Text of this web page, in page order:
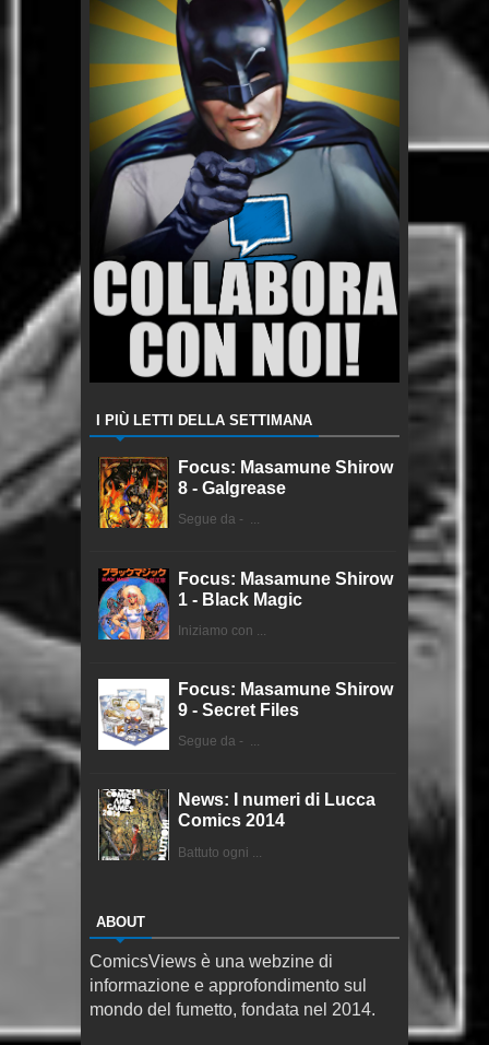
I PIÙ LETTI DELLA SETTIMANA
Focus: Masamune Shirow
8 - Galgrease
Segue da - ...
Focus: Masamune Shirow
1 - Black Magic
Iniziamo con ...
Focus: Masamune Shirow
9 - Secret Files
Segue da - ...
News: I numeri di Lucca
Comics 2014
Battuto ogni ...
ABOUT
ComicsViews è una webzine di
informazione e approfondimento sul
mondo del fumetto, fondata nel 2014.